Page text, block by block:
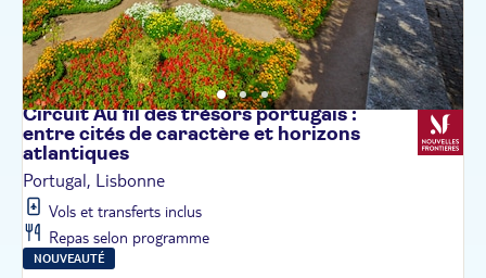
Circuit Au fil des trésors portugais :
entre cités de caractère et horizons
atlantiques
Portugal, Lisbonne
Vols et transferts inclus
Repas selon programme
NOUVEAUTÉ